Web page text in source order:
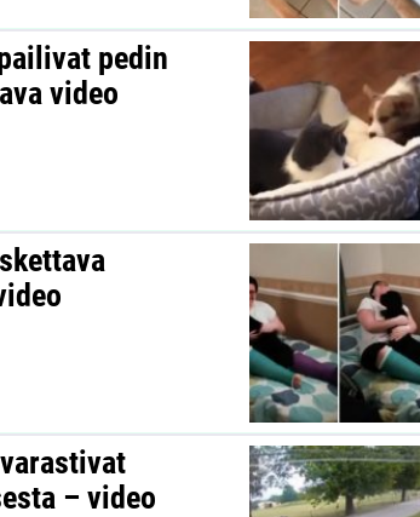
pedin
video
– video